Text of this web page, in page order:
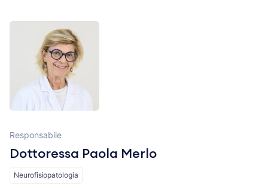
Responsabile
Dottoressa Paola Merlo
Neurofisiopatologia